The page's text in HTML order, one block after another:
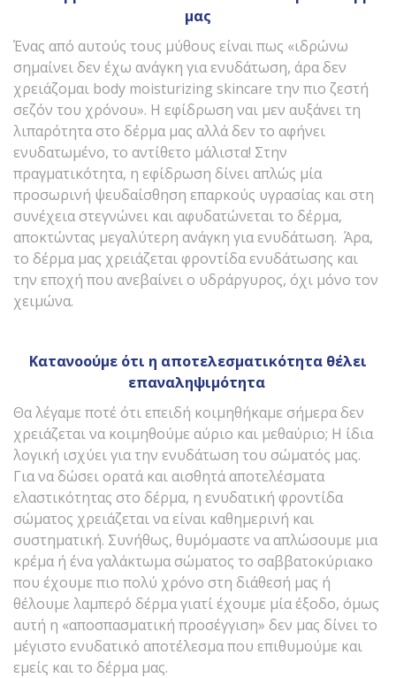
μας
Ένας από αυτούς τους μύθους είναι πως «ιδρώνω
σημαίνει δεν έχω ανάγκη για ενυδάτωση, άρα δεν
χρειάζομαι body moisturizing skincare την πιο ζεστή
σεζόν του χρόνου». Η εφίδρωση ναι μεν αυξάνει τη
λιπαρότητα στο δέρμα μας αλλά δεν το αφήνει
ενυδατωμένο, το αντίθετο μάλιστα! Στην
πραγματικότητα, η εφίδρωση δίνει απλώς μία
προσωρινή ψευδαίσθηση επαρκούς υγρασίας και στη
συνέχεια στεγνώνει και αφυδατώνεται το δέρμα,
αποκτώντας μεγαλύτερη ανάγκη για ενυδάτωση. Άρα,
το δέρμα μας χρειάζεται φροντίδα ενυδάτωσης και
την εποχή που ανεβαίνει ο υδράργυρος, όχι μόνο τον
χειμώνα.
Κατανοούμε ότι η αποτελεσματικότητα θέλει
επαναληψιμότητα
Θα λέγαμε ποτέ ότι επειδή κοιμηθήκαμε σήμερα δεν
χρειάζεται να κοιμηθούμε αύριο και μεθαύριο; Η ίδια
λογική ισχύει για την ενυδάτωση του σώματός μας.
Για να δώσει ορατά και αισθητά αποτελέσματα
ελαστικότητας στο δέρμα, η ενυδατική φροντίδα
σώματος χρειάζεται να είναι καθημερινή και
συστηματική. Συνήθως, θυμόμαστε να απλώσουμε μια
κρέμα ή ένα γαλάκτωμα σώματος το σαββατοκύριακο
που έχουμε πιο πολύ χρόνο στη διάθεσή μας ή
θέλουμε λαμπερό δέρμα γιατί έχουμε μία έξοδο, όμως
αυτή η «αποσπασματική προσέγγιση» δεν μας δίνει το
μέγιστο ενυδατικό αποτέλεσμα που επιθυμούμε και
εμείς και το δέρμα μας.